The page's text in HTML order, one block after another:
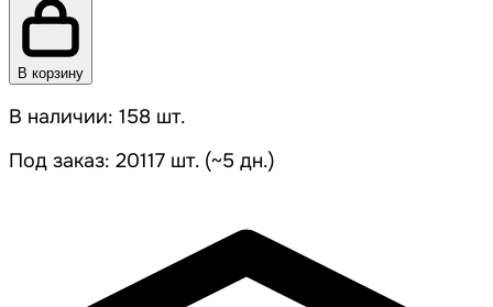
В корзину
В наличии: 158 шт.
Под заказ: 20117 шт. (~5 дн.)